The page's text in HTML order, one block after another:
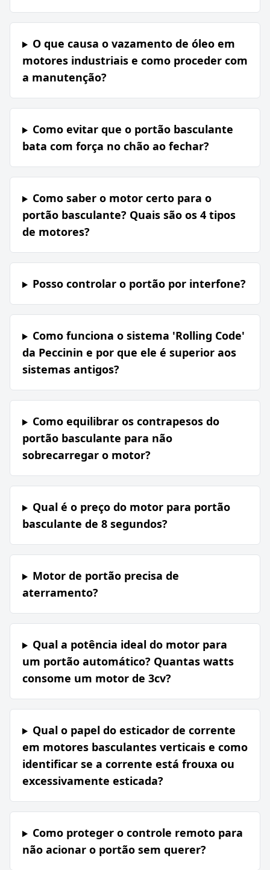
O que causa o vazamento de óleo em
motores industriais e como proceder com
a manutenção?
Como evitar que o portão basculante
bata com força no chão ao fechar?
Como saber o motor certo para o
portão basculante? Quais são os 4 tipos
de motores?
Posso controlar o portão por interfone?
Como funciona o sistema 'Rolling Code'
da Peccinin e por que ele é superior aos
sistemas antigos?
Como equilibrar os contrapesos do
portão basculante para não
sobrecarregar o motor?
Qual é o preço do motor para portão
basculante de 8 segundos?
Motor de portão precisa de
aterramento?
Qual a potência ideal do motor para
um portão automático? Quantas watts
consome um motor de 3cv?
Qual o papel do esticador de corrente
em motores basculantes verticais e como
identificar se a corrente está frouxa ou
excessivamente esticada?
Como proteger o controle remoto para
não acionar o portão sem querer?